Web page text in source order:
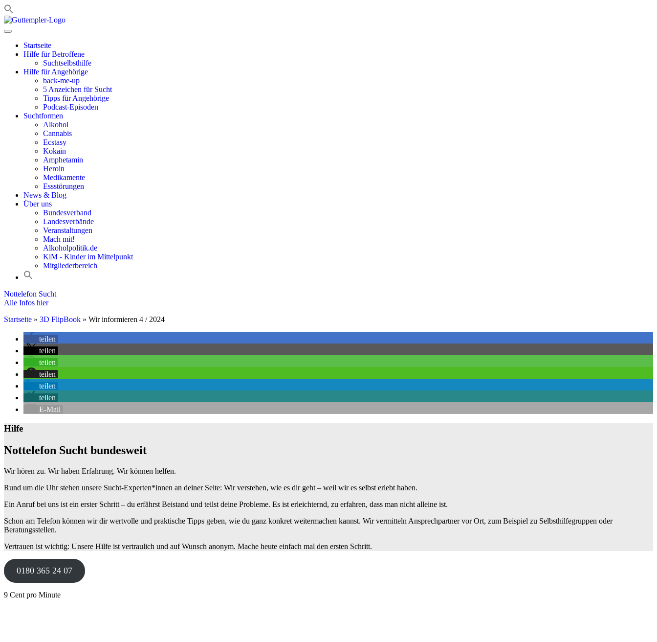
Zum
Inhalt
Startseite
Hilfe für Betroffene
Suchtselbsthilfe
Hilfe für Angehörige
back-me-up
5 Anzeichen für Sucht
Tipps für Angehörige
Podcast-Episoden
Suchtformen
Alkohol
Cannabis
Ecstasy
Kokain
Amphetamin
Heroin
Medikamente
Essstörungen
News & Blog
Über uns
Bundesverband
Landesverbände
Veranstaltungen
Mach mit!
Alkoholpolitik.de
KiM - Kinder im Mittelpunkt
Mitgliederbereich
Nottelefon Sucht
Alle Infos hier
Startseite » 3D FlipBook » Wir informieren 4 / 2024
teilen
teilen
teilen
teilen
teilen
teilen
E-Mail
Hilfe
Nottelefon Sucht bundesweit
Wir hören zu. Wir haben Erfahrung. Wir können helfen.
Rund um die Uhr stehen unsere Sucht-Experten*innen an deiner Seite: Wir verstehen, wie es dir geht – weil wir es selbst erlebt haben.
Ein Anruf bei uns ist ein erster Schritt – du erfährst Beistand und teilst deine Probleme. Es ist erleichternd, zu erfahren, dass man nicht alleine ist.
Schon am Telefon können wir dir wertvolle und praktische Tipps geben, wie du ganz konkret weitermachen kannst. Wir vermitteln Ansprechpartner vor Ort, zum Beispiel zu Selbsthilfegruppen oder
Beratungsstellen.
Vertrauen ist wichtig: Unsere Hilfe ist vertraulich und auf Wunsch anonym. Mache heute einfach mal den ersten Schritt.
0180 365 24 07
9 Cent pro Minute